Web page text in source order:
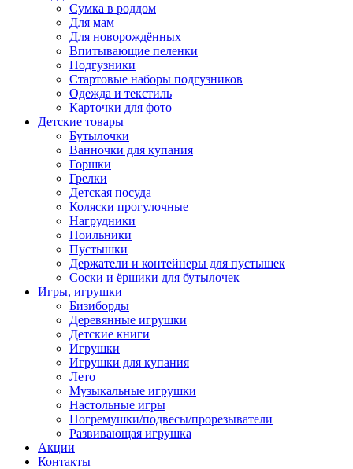
Сумка в роддом
Для мам
Для новорождённых
Впитывающие пеленки
Подгузники
Стартовые наборы подгузников
Одежда и текстиль
Карточки для фото
Детские товары
Бутылочки
Ванночки для купания
Горшки
Грелки
Детская посуда
Коляски прогулочные
Нагрудники
Поильники
Пустышки
Держатели и контейнеры для пустышек
Соски и ёршики для бутылочек
Игры, игрушки
Бизиборды
Деревянные игрушки
Детские книги
Игрушки
Игрушки для купания
Лето
Музыкальные игрушки
Настольные игры
Погремушки/подвесы/прорезыватели
Развивающая игрушка
Акции
Контакты